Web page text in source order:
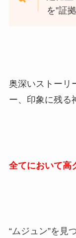
を”証
奥深いストーリ
ー、印象に残る
全てにおいて高
“ムジュン”を見